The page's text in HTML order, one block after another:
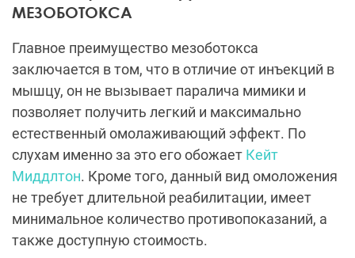
МЕЗОБОТОКСА
Главное преимущество мезоботокса
заключается в том, что в отличие от инъекций в
мышцу, он не вызывает паралича мимики и
позволяет получить легкий и максимально
естественный омолаживающий эффект. По
слухам именно за это его обожает Кейт
Миддлтон. Кроме того, данный вид омоложения
не требует длительной реабилитации, имеет
минимальное количество противопоказаний, а
также доступную стоимость.